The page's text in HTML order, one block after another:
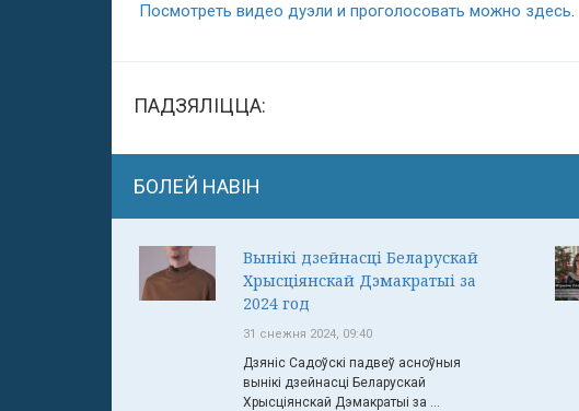
Посмотреть видео дуэли и проголосовать можно здесь.
ПАДЗЯЛІЦЦА:
БОЛЕЙ НАВІН
Вынікі дзейнасці Беларускай
Хрысціянскай Дэмакратыі за
2024 год
31 снежня 2024, 09:40
Дзяніс Садоўскі падвеў асноўныя
вынікі дзейнасці Беларускай
Хрысціянскай Дэмакратыі за ...